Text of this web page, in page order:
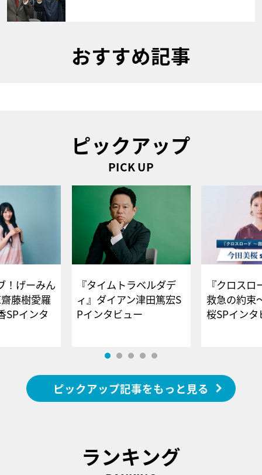
おすすめ記事
ピックアップ
PICK UP
！げーみん
藤樹愛羅
SPインタ
『タイムトラベルダデ
ィ』ダイアン津田篤宏S
Pインタビュー
『クロス
救急の約束
桜SPイ
ピックアップ記事をもっと見る
ランキング